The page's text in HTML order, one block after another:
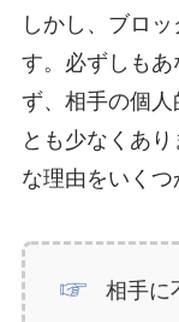
しかし、ブロ
す。必ずしも
ず、相手の個
とも少なくあ
な理由をいくつ
相手に